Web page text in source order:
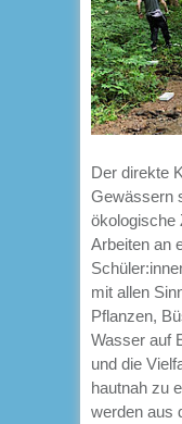
Der direkte
Gewässern
ökologische
Arbeiten an
mit allen
Pflanzen,
Wasser auf
und die
hautnah zu
werden aus